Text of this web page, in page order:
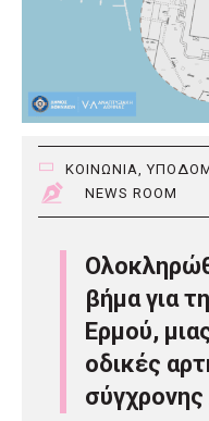
ΚΟΙΝΩΝΙΑ ,
NEWS ROOM
βήμα για
Ερμού,
οδικές